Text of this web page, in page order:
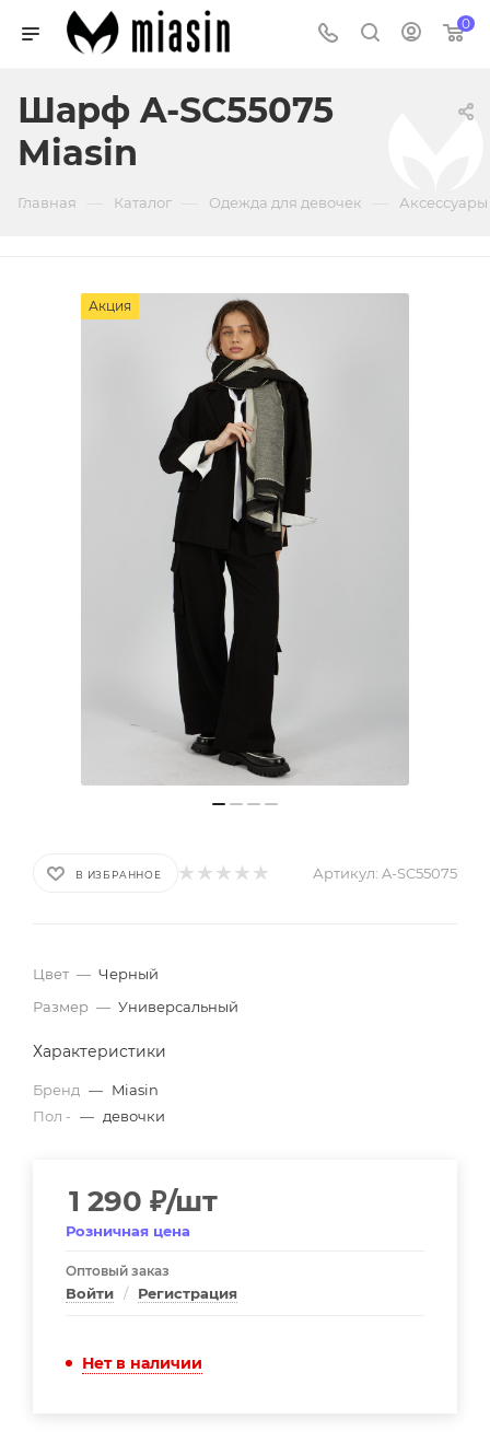
0
Шарф A-SC55075
Miasin
Главная Каталог Одежда для девочек
Акция
В ИЗБРАННОЕ Артикул: A-SC55075
Цвет — Черный
Размер — Универсальный
Характеристики
Бренд — Miasin
Пол - — девочки
1 290 ₽/шт
Розничная цена
Оптовый заказ
Войти / Регистрация
Нет в наличии